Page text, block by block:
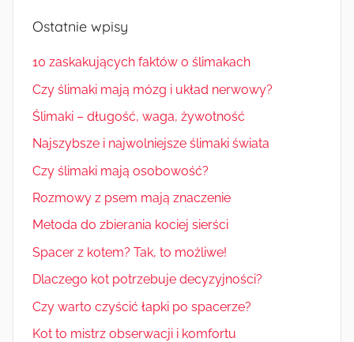
Ostatnie wpisy
10 zaskakujących faktów o ślimakach
Czy ślimaki mają mózg i układ nerwowy?
Ślimaki – długość, waga, żywotność
Najszybsze i najwolniejsze ślimaki świata
Czy ślimaki mają osobowość?
Rozmowy z psem mają znaczenie
Metoda do zbierania kociej sierści
Spacer z kotem? Tak, to możliwe!
Dlaczego kot potrzebuje decyzyjności?
Czy warto czyścić łapki po spacerze?
Kot to mistrz obserwacji i komfortu